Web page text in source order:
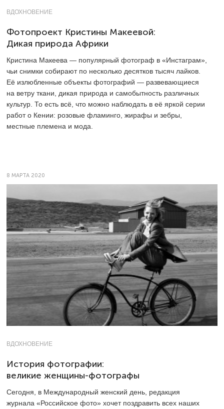
ВДОХНОВЕНИЕ
Фотопроект Кристины Макеевой:
Дикая природа Африки
Кристина Макеева — популярный фотограф в «Инстаграм»,
чьи снимки собирают по несколько десятков тысяч лайков.
Её излюбленные объекты фотографий — развевающиеся
на ветру ткани, дикая природа и самобытность различных
культур. То есть всё, что можно наблюдать в её яркой серии
работ о Кении: розовые фламинго, жирафы и зебры,
местные племена и мода.
8 МАРТА 2020
ВДОХНОВЕНИЕ
История фотографии:
великие женщины-фотографы
Сегодня, в Международный женский день, редакция
журнала «Российское фото» хочет поздравить всех наших